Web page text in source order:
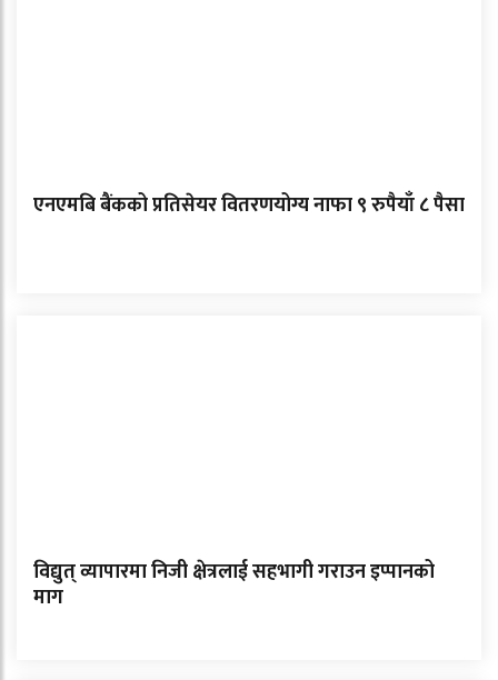
एनएमबि बैंकको प्रतिसेयर वितरणयोग्य नाफा ९ रुपैयाँ ८ पैसा
विद्युत् व्यापारमा निजी क्षेत्रलाई सहभागी गराउन इप्पानको
माग